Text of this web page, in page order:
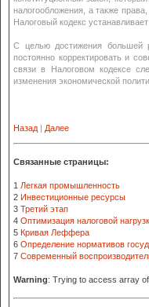
налогообложения, а также
Налоговый кодекс
С целью достижения большей
постоянно корректировать и
связи в Налоговом кодексе
изменения экономической
Назад | Далее
Связанные страницы:
1 Легкая промышленность
2 Инвестиционные ресурсы
3 Третий этап
4 Оптимизация налоговой
5 Кривая Леффера
6 Определение нормативов
7 Современный
Warning: Trying to access array